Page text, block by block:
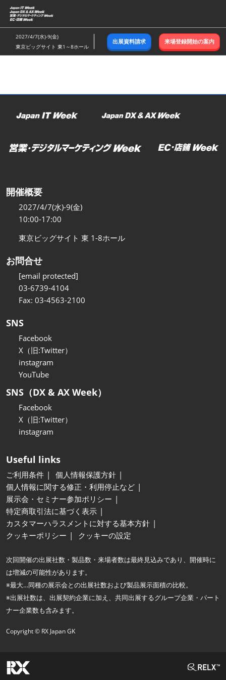
ス
キ
ッ
し
む
2027/4/7(水)-9(金)
東京ビッグサイト 東1～8ホール
出展資料請求 来場登録開始の案内
開催概要
2027/4/7(水)-9(金)
10:00-17:00
東京ビッグサイト 東 1-8ホール
お問合せ
[email protected]
03-6739-4104
Fax: 03-4563-2100
SNS
Facebook
X（旧:Twitter）
instagram
YouTube
SNS（DX & AX Week）
Facebook
X（旧:Twitter）
instagram
Useful links
ご利用条件
個人情報保護方針
個人情報に関する修正・利用停止など
展示会・セミナー参加ポリシー
特定商取引法に基づく表示
カスタマーハラスメントに対する基本方針
クッキーポリシー
クッキーの設定
次回開催の出展社数・製品数・来場者数は最終見込みであり、開催時に
は増減の可能性があります。
※最大…同種の展示会との出展社数および製品展示面積の比較。
※出展社数は、出展契約企業に加え、共同出展するグループ企業・パート
ナー企業数も含みます。
Copyright © RX Japan GK